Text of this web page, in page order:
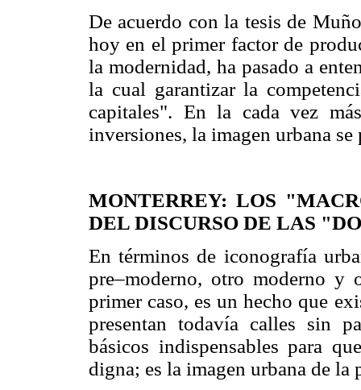
De acuerdo con la tesis de
hoy en el primer factor de
la modernidad, ha pasado a
la cual garantizar la
capitales". En la cada vez
inversiones, la imagen urbana
MONTERREY: LOS
DEL DISCURSO DE LAS
En términos de iconografía
pre–moderno, otro moderno y
primer caso, es un hecho que
presentan todavía calles sin
básicos indispensables para
digna; es la imagen urbana de